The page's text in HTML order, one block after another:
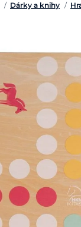
/ Dárky a knihy /